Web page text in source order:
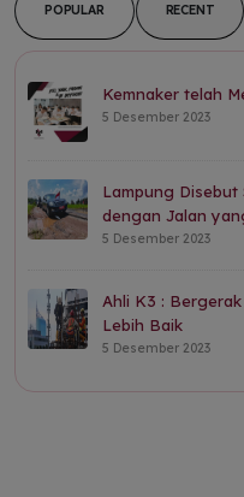
POPULAR RECENT
Kemnaker telah
5 Desember 2023
Lampung Disebut
dengan Jalan
5 Desember 2023
Ahli K3 :
Lebih Baik
5 Desember 2023